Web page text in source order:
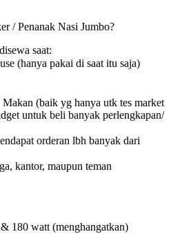
/ Penanak Nasi Jumbo?
saat:
(hanya pakai di saat itu saja)
(baik yg hanya utk tes market
untuk beli banyak perlengkapan/
orderan lbh banyak dari
kantor, maupun teman
180 watt (menghangatkan)